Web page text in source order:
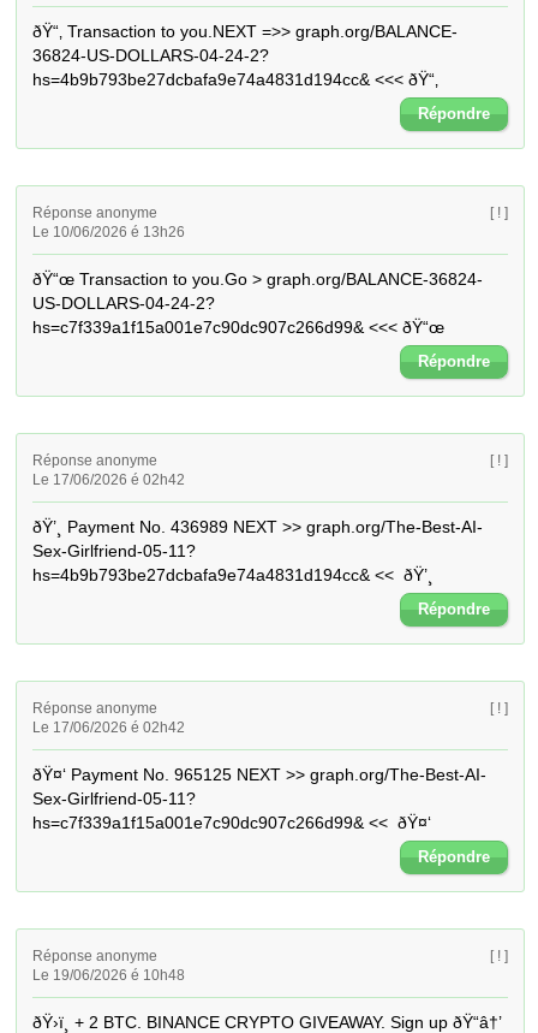
ðŸ“‚ Transaction to you.NEXT =>> graph.org/BALANCE-
36824-US-DOLLARS-04-24-2?
hs=4b9b793be27dcbafa9e74a4831d194cc& <<< ðŸ“‚
Répondre
Réponse anonyme
Le 10/06/2026 é 13h26
[ ! ]
ðŸ“œ Transaction to you.Go > graph.org/BALANCE-36824-
US-DOLLARS-04-24-2?
hs=c7f339a1f15a001e7c90dc907c266d99& <<< ðŸ“œ
Répondre
Réponse anonyme
Le 17/06/2026 é 02h42
[ ! ]
ðŸ’¸ Payment No. 436989 NEXT >> graph.org/The-Best-AI-
Sex-Girlfriend-05-11?
hs=4b9b793be27dcbafa9e74a4831d194cc& <<  ðŸ’¸
Répondre
Réponse anonyme
Le 17/06/2026 é 02h42
[ ! ]
ðŸ¤‘ Payment No. 965125 NEXT >> graph.org/The-Best-AI-
Sex-Girlfriend-05-11?
hs=c7f339a1f15a001e7c90dc907c266d99& <<  ðŸ¤‘
Répondre
Réponse anonyme
Le 19/06/2026 é 10h48
[ ! ]
ðŸ›ï¸ + 2 BTC. BINANCE CRYPTO GIVEAWAY. Sign up ðŸ“â†’